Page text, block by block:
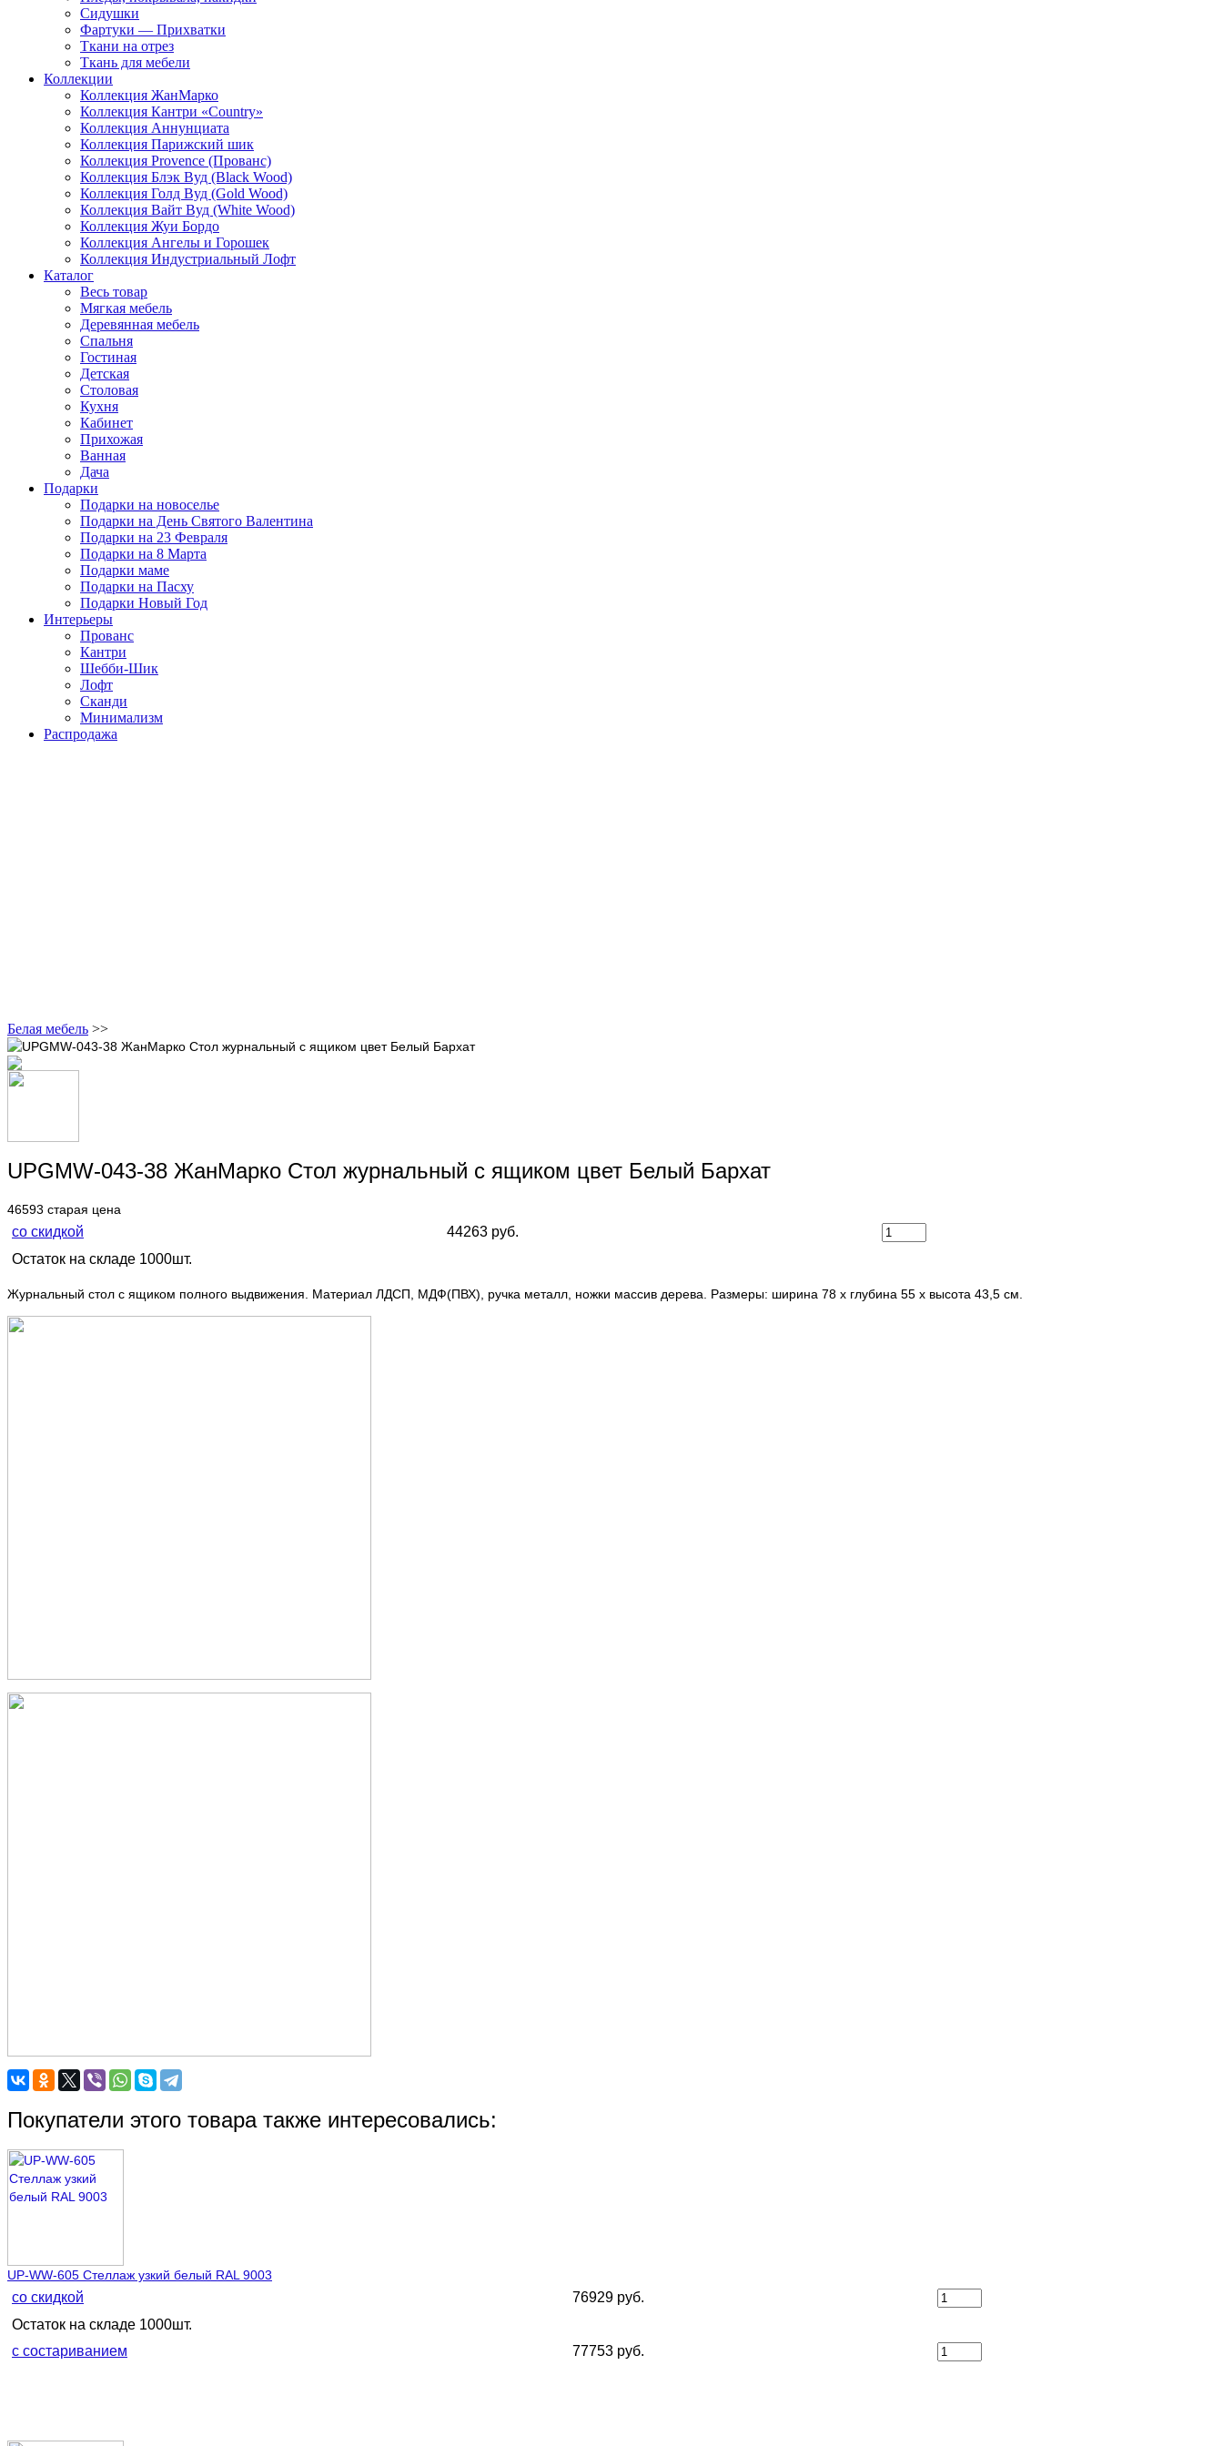
Сидушки
Фартуки — Прихватки
Ткани на отрез
Ткань для мебели
Коллекции
Коллекция ЖанМарко
Коллекция Кантри «Country»
Коллекция Аннунциата
Коллекция Парижский шик
Коллекция Provence (Прованс)
Коллекция Блэк Вуд (Black Wood)
Коллекция Голд Вуд (Gold Wood)
Коллекция Вайт Вуд (White Wood)
Коллекция Жуи Бордо
Коллекция Ангелы и Горошек
Коллекция Индустриальный Лофт
Каталог
Весь товар
Мягкая мебель
Деревянная мебель
Спальня
Гостиная
Детская
Столовая
Кухня
Кабинет
Прихожая
Ванная
Дача
Подарки
Подарки на новоселье
Подарки на День Святого Валентина
Подарки на 23 Февраля
Подарки на 8 Марта
Подарки маме
Подарки на Пасху
Подарки Новый Год
Интерьеры
Прованс
Кантри
Шебби-Шик
Лофт
Сканди
Минимализм
Распродажа
Белая мебель >>
UPGMW-043-38 ЖанМарко Стол журнальный с ящиком цвет Белый Бархат
46593 старая цена
со скидкой
44263 руб.
Остаток на складе 1000шт.
Журнальный стол с ящиком полного выдвижения. Материал ЛДСП, МДФ(ПВХ), ручка металл, ножки массив дерева. Размеры: ширина 78 х глубина 55 х высота 43,5 см.
Покупатели этого товара также интересовались:
UP-WW-605 Стеллаж узкий белый RAL 9003
со скидкой
76929 руб.
Остаток на складе 1000шт.
с состариванием
77753 руб.